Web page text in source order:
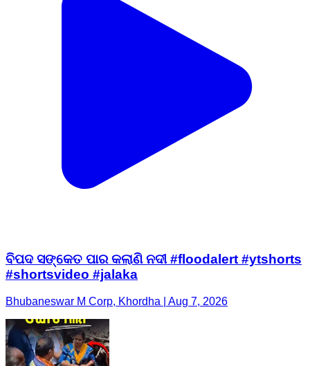
ବିପଦ ସଙ୍କେତ ପାର କଲାଣି ନଦୀ #floodalert #ytshorts
#shortsvideo #jalaka
Bhubaneswar M Corp, Khordha | Aug 7, 2026